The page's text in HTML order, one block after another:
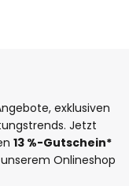
exklusiven
Jetzt
13 %-Gutschein*
Onlineshop